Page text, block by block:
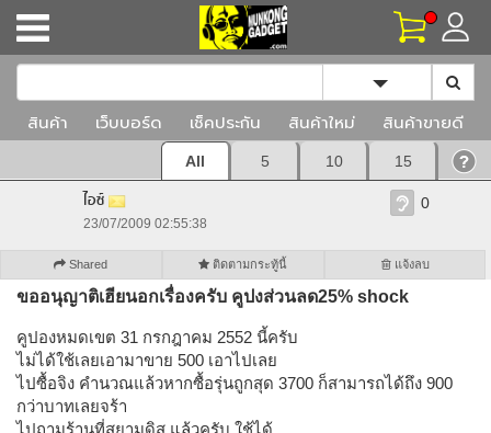
Toggle
สินค้า เว็บบอร์ด เช็คประกัน สินค้าใหม่ สินค้าขายดี
All 5 10 15
ไอซ์
23/07/2009 02:55:38
0
Shared ติดตามกระทู้นี้ แจ้งลบ
ขออนุญาติเฮียนอกเรื่องครับ คูปงส่วนลด25% shock
คูปองหมดเขต 31 กรกฎาคม 2552 นี้ครับ
ไม่ได้ใช้เลยเอามาขาย 500 เอาไปเลย
ไปซื้อจิง คำนวณแล้วหากซื้อรุ่นถูกสุด 3700 ก็สามารถได้ถึง 900
กว่าบาทเลยจร้า
ไปถามร้านที่สยามดิส แล้วครับ ใช้ได้